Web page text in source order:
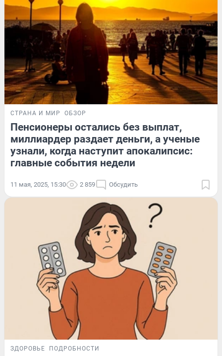
СТРАНА И МИР ОБЗОР
Пенсионеры остались без выплат,
миллиардер раздает деньги, а ученые
узнали, когда наступит апокалипсис:
главные события недели
11 мая, 2025, 15:30 2 859 Обсудить
ЗДОРОВЬЕ ПОДРОБНОСТИ